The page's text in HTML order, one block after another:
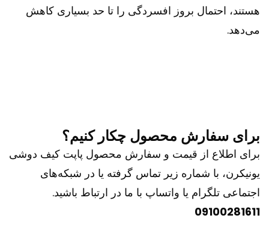
هستند، احتمال بروز افسردگی را تا حد بسیاری کاهش
می‌دهد.
برای سفارش محصول چکار کنیم؟
برای اطلاع از قیمت و سفارش محصول پاپت کیف دوشی
یونیکرن، با شماره زیر تماس گرفته یا در شبکه‌های
اجتماعی تلگرام یا واتساپ با ما در ارتباط باشید.
09100281611